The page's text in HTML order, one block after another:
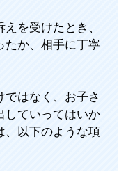
を受けたとき、
たか、相手に丁寧
ではなく、お子さ
していってはいか
、以下のような項